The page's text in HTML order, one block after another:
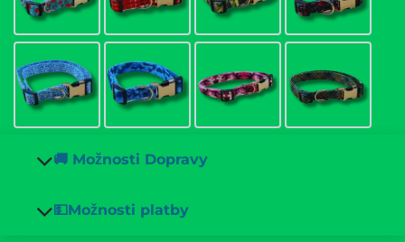
🚚 Možnosti Dopravy
💵Možnosti platby